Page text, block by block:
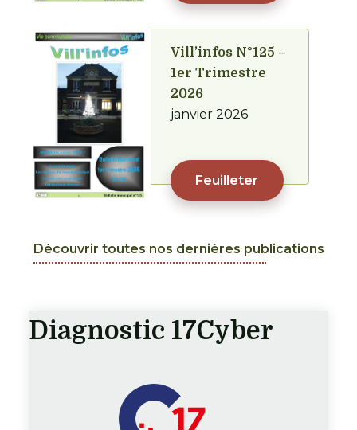
Vill’infos N°125 –
1er Trimestre
2026
janvier 2026
Feuilleter
Découvrir toutes nos dernières publications
Diagnostic 17Cyber